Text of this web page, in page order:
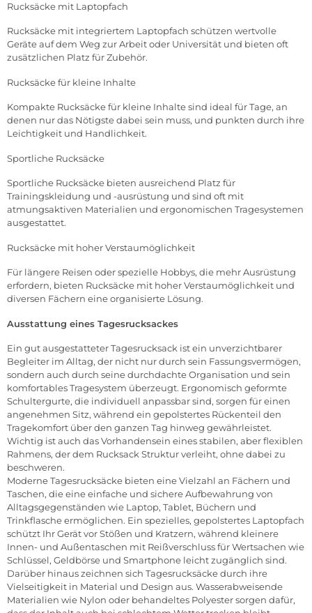
Rucksäcke mit Laptopfach
Rucksäcke mit integriertem Laptopfach schützen wertvolle
Geräte auf dem Weg zur Arbeit oder Universität und bieten oft
zusätzlichen Platz für Zubehör.
Rucksäcke für kleine Inhalte
Kompakte Rucksäcke für kleine Inhalte sind ideal für Tage, an
denen nur das Nötigste dabei sein muss, und punkten durch ihre
Leichtigkeit und Handlichkeit.
Sportliche Rucksäcke
Sportliche Rucksäcke bieten ausreichend Platz für
Trainingskleidung und -ausrüstung und sind oft mit
atmungsaktiven Materialien und ergonomischen Tragesystemen
ausgestattet.
Rucksäcke mit hoher Verstaumöglichkeit
Für längere Reisen oder spezielle Hobbys, die mehr Ausrüstung
erfordern, bieten Rucksäcke mit hoher Verstaumöglichkeit und
diversen Fächern eine organisierte Lösung.
Ausstattung eines Tagesrucksackes
Ein gut ausgestatteter Tagesrucksack ist ein unverzichtbarer
Begleiter im Alltag, der nicht nur durch sein Fassungsvermögen,
sondern auch durch seine durchdachte Organisation und sein
komfortables Tragesystem überzeugt. Ergonomisch geformte
Schultergurte, die individuell anpassbar sind, sorgen für einen
angenehmen Sitz, während ein gepolstertes Rückenteil den
Tragekomfort über den ganzen Tag hinweg gewährleistet.
Wichtig ist auch das Vorhandensein eines stabilen, aber flexiblen
Rahmens, der dem Rucksack Struktur verleiht, ohne dabei zu
beschweren.
Moderne Tagesrucksäcke bieten eine Vielzahl an Fächern und
Taschen, die eine einfache und sichere Aufbewahrung von
Alltagsgegenständen wie Laptop, Tablet, Büchern und
Trinkflasche ermöglichen. Ein spezielles, gepolstertes Laptopfach
schützt Ihr Gerät vor Stößen und Kratzern, während kleinere
Innen- und Außentaschen mit Reißverschluss für Wertsachen wie
Schlüssel, Geldbörse und Smartphone leicht zugänglich sind.
Darüber hinaus zeichnen sich Tagesrucksäcke durch ihre
Vielseitigkeit in Material und Design aus. Wasserabweisende
Materialien wie Nylon oder behandeltes Polyester sorgen dafür,